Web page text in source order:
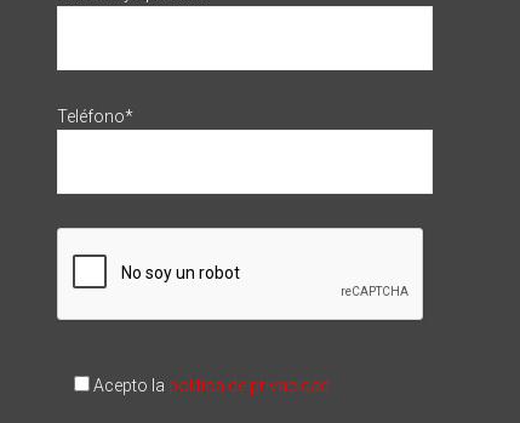
Teléfono*
Acepto la política de privacidad